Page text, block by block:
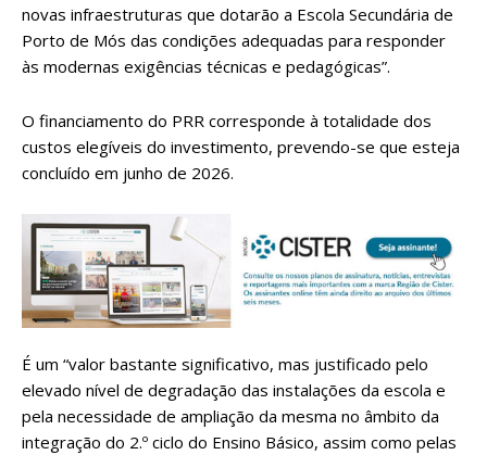
novas infraestruturas que dotarão a Escola Secundária de
Porto de Mós das condições adequadas para responder
às modernas exigências técnicas e pedagógicas”.
O financiamento do PRR corresponde à totalidade dos
custos elegíveis do investimento, prevendo-se que esteja
concluído em junho de 2026.
É um “valor bastante significativo, mas justificado pelo
elevado nível de degradação das instalações da escola e
pela necessidade de ampliação da mesma no âmbito da
integração do 2.º ciclo do Ensino Básico, assim como pelas